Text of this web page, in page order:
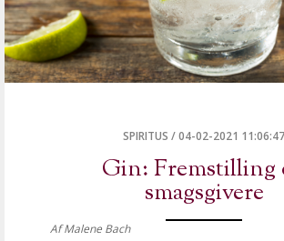
SPIRITUS /04-02-2021 11:06:47
Gin: Fremstilling
smagsgivere
Af Malene Bach